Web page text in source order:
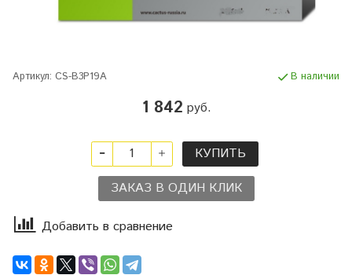
Артикул: CS-B3P19A В наличии
1 842 руб.
КУПИТЬ
ЗАКАЗ В ОДИН КЛИК
Добавить в сравнение